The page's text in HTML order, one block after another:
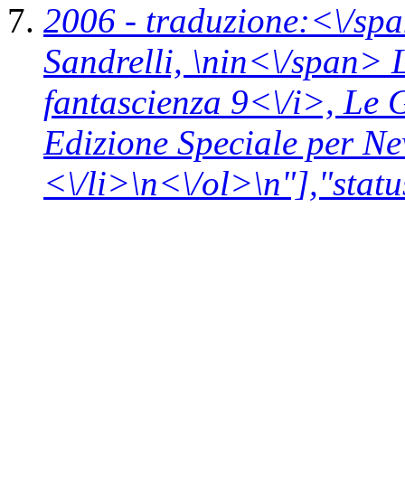
2006 - traduzione:<\/
Sandrelli, \nin<\/span>
fantascienza 9<\/i>, Le
Edizione Speciale per
<\/li>\n<\/